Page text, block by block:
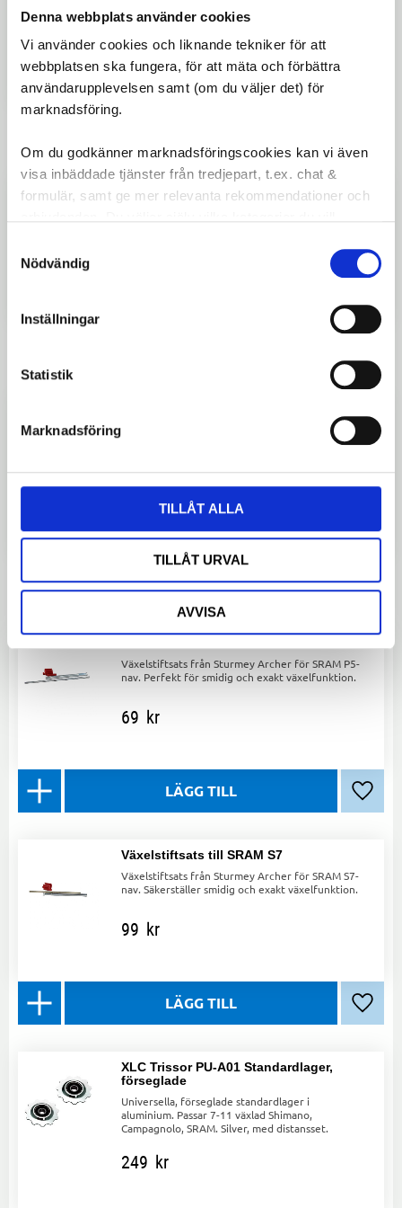
Denna webbplats använder cookies
Vi använder cookies och liknande tekniker för att
webbplatsen ska fungera, för att mäta och förbättra
användarupplevelsen samt (om du väljer det) för
marknadsföring.
Om du godkänner marknadsföringscookies kan vi även
visa inbäddade tjänster från tredjepart, t.ex. chat &
formulär, samt ge mer relevanta rekommendationer och
Nödvändig
Inställningar
Statistik
Marknadsföring
TILLÅT ALLA
TILLÅT URVAL
AVVISA
149 kr
Kåpa Shimano Nexus 3 växlar Svart
inkl skruv
Byt ut dina rulltrissor med SRAM Pulley Kit för
växling!
kr
Lägg
Växelstiftsats från Sturmey Archer för SRAM P5-
nav. Perfekt för smidig och exakt växelfunktion.
69 kr
Lägg
Växelstiftsats till SRAM S7
Växelstiftsats från Sturmey Archer för SRAM S7-
nav. Säkerställer smidig och exakt växelfunktion.
99 kr
Lägg
XLC Trissor PU-A01 Standardlager,
förseglade
Universella, förseglade standardlager i
aluminium. Passar 7-11 växlad Shimano,
Campagnolo, SRAM. Silver, med distansset.
249 kr